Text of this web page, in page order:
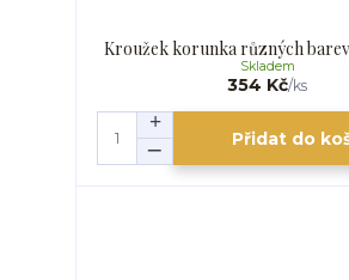
Kroužek korunka různých
354 Kč/ks
Skladem
Přidat do